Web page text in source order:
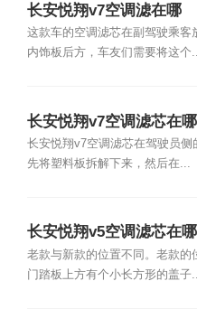
长安悦翔v7空调滤在哪
这款车的空调滤芯在副驾驶乘客
内饰板后方，车友们需要将这个
长安悦翔v7空调滤芯在哪
长安悦翔v7空调滤芯在驾驶员侧
先将塑料板拆解下来，然后在...
长安悦翔v5空调滤芯在哪
老款与新款的位置不同。老款的
门踏板上方有个小长方形的盖子...